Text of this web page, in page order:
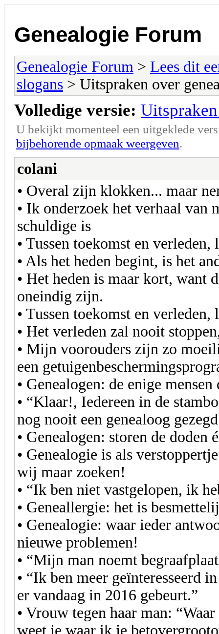
Genealogie Forum
Genealogie Forum > Lees dit
slogans > Uitspraken over
Volledige versie:
U bekijkt momenteel een uitgeklede
bijbehorende opmaak weergeven.
colani
• Overal zijn klokken... maar
• Ik onderzoek het verhaal
schuldige is
• Tussen toekomst en verleden,
• Als het heden begint, is het
• Het heden is maar kort, want
oneindig zijn.
• Tussen toekomst en
• Het verleden zal nooit
• Mijn voorouders zijn zo
een
• Genealogen: de enige
• “Klaar!, Iedereen in de
nog nooit een genealoog
• Genealogen: storen de doden
• Genealogie is als
wij maar zoeken!
• “Ik ben niet vastgelopen, ik
• Geneallergie: het is
• Genealogie: waar ieder
nieuwe problemen!
• “Mijn man noemt
• “Ik ben meer geïnteresseerd
er vandaag in 2016 gebeurt.”
• Vrouw tegen haar man:
weet je waar ik je